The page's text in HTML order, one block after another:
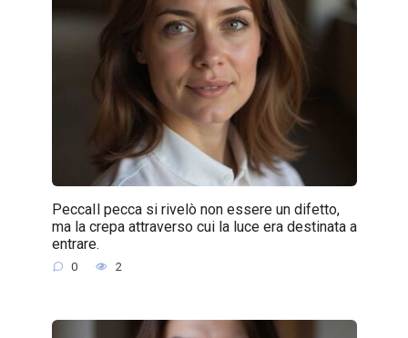
PeccaIl pecca si rivelò non essere un difetto,
ma la crepa attraverso cui la luce era destinata a
entrare.
0 2